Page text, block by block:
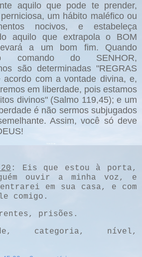
aquilo que pode te prender,
um hábito maléfico ou
nocivos, e estabeleça
aquilo que extrapola o BOM
a um bom fim. Quando
comando do SENHOR,
são determinadas "REGRAS
acordo com a vontade divina, e,
em liberdade, pois estamos
divinos" (Salmo 119,45); e um
é não sermos subjugados
Assim, você só deve
: Eis que estou à porta,
ouvir a minha voz, e
em sua casa, e com
comigo.
prisões.
categoria, nível,